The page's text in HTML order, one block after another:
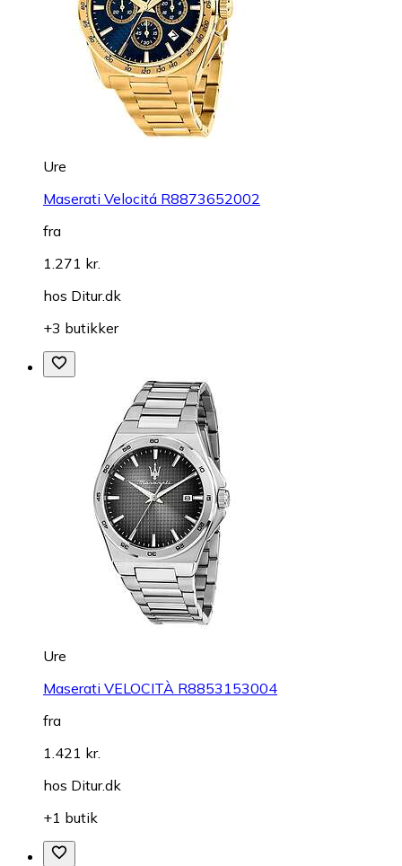
Ure
Maserati Velocitá R8873652002
fra
1.271 kr.
hos Ditur.dk
+3 butikker
Ure
Maserati VELOCITÀ R8853153004
fra
1.421 kr.
hos Ditur.dk
+1 butik